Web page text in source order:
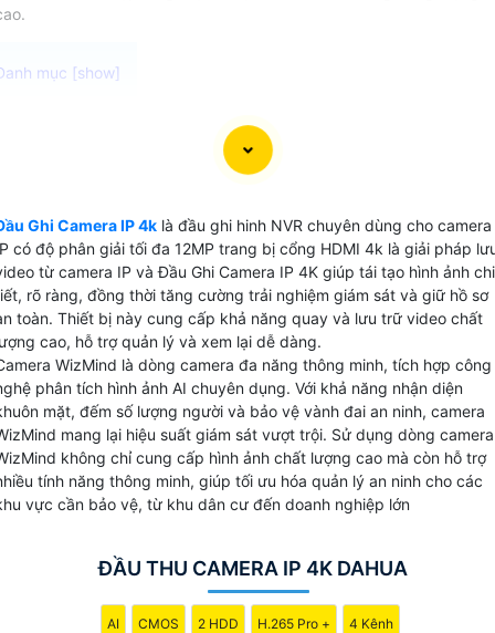
ghi camera IP 4K, hay còn gọi là đầu ghi NVR 4K là
bị ghi hình chuyên dụng để ghi và quản lý hình ảnh từ
ghi này là lựa chọn lý tưởng Với khả năng ghi hình 4K
ghi camera IP 4K còn hỗ trợ nhiều tính năng thông
phát hiện chuyển động ghi đè, gửi thông báo và xem
từ xa thông qua ứng dụng di động mang lại sự thuận
an ninh tối ưu cho công trình của bạn.
Ghi Camera IP 4k là đầu ghi hinh NVR chuyên dùng cho camera
có độ phân giải tối đa 12MP trang bị cổng HDMI 4k là giải pháp
từ camera IP và Đầu Ghi Camera IP 4K giúp tái tạo hình ảnh chi
rõ ràng, đồng thời tăng cường trải nghiệm giám sát và giữ hồ sơ
toàn. Thiết bị này cung cấp khả năng quay và lưu trữ video chất
cao, hỗ trợ quản lý và xem lại dễ dàng.
WizMind là dòng camera đa năng thông minh, tích hợp công
phân tích hình ảnh AI chuyên dụng. Với khả năng nhận diện
mặt, đếm số lượng người và bảo vệ vành đai an ninh, camera
mang lại hiệu suất giám sát vượt trội. Sử dụng dòng camera
không chỉ cung cấp hình ảnh chất lượng cao mà còn hỗ trợ
tính năng thông minh, giúp tối ưu hóa quản lý an ninh cho các
vực cần bảo vệ, từ khu dân cư đến doanh nghiệp lớn
ĐẦU THU CAMERA IP 4K DAHUA
AI CMOS 2 HDD H.265 Pro + 4 Kênh